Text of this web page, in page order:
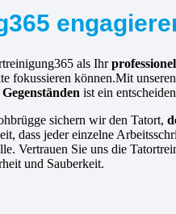
als Ihr
fokussieren können.Mit
ist ein
sichern wir den Tatort,
dass jeder einzelne
Vertrauen Sie uns die
und Sauberkeit.